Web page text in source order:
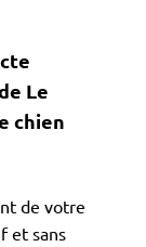
Le
chien
de votre
et sans